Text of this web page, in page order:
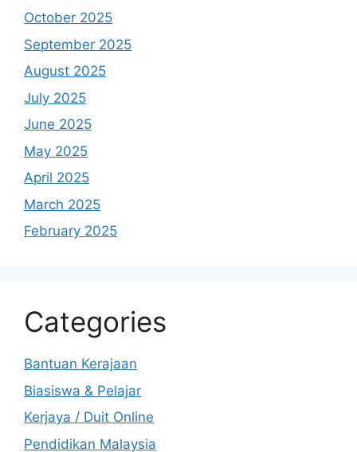
October 2025
September 2025
August 2025
July 2025
June 2025
May 2025
April 2025
March 2025
February 2025
Categories
Bantuan Kerajaan
Biasiswa & Pelajar
Kerjaya / Duit Online
Pendidikan Malaysia